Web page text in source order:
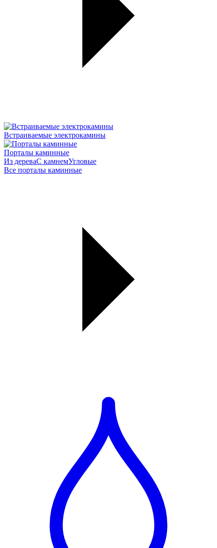
Встраиваемые электрокамины
Порталы каминные
Из дереваС камнемУгловые
Все порталы каминные